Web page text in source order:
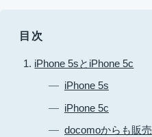
目次
iPhone 5sとiPhone 5c
iPhone 5s
iPhone 5c
docomoからも販売